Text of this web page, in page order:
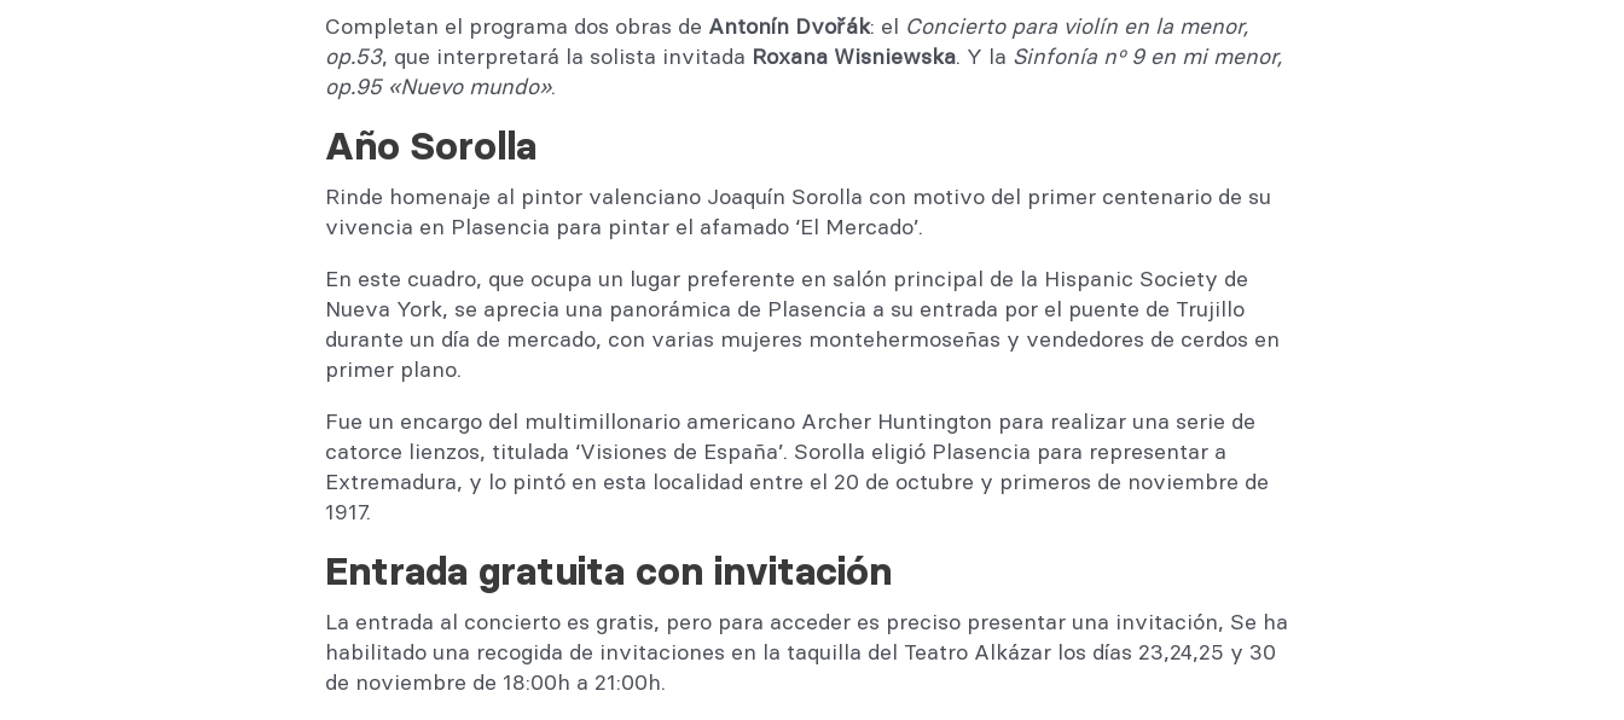
Completan el programa dos obras de Antonín Dvořák: el Concierto para violín en la menor,
op.53, que interpretará la solista invitada Roxana Wisniewska. Y la Sinfonía nº 9 en mi menor,
op.95 «Nuevo mundo».
Año Sorolla
Rinde homenaje al pintor valenciano Joaquín Sorolla con motivo del primer centenario de su
vivencia en Plasencia para pintar el afamado ‘El Mercado’.
En este cuadro, que ocupa un lugar preferente en salón principal de la Hispanic Society de
Nueva York, se aprecia una panorámica de Plasencia a su entrada por el puente de Trujillo
durante un día de mercado, con varias mujeres montehermoseñas y vendedores de cerdos en
primer plano.
Fue un encargo del multimillonario americano Archer Huntington para realizar una serie de
catorce lienzos, titulada ‘Visiones de España’. Sorolla eligió Plasencia para representar a
Extremadura, y lo pintó en esta localidad entre el 20 de octubre y primeros de noviembre de
1917.
Entrada gratuita con invitación
La entrada al concierto es gratis, pero para acceder es preciso presentar una invitación, Se ha
habilitado una recogida de invitaciones en la taquilla del Teatro Alkázar los días 23,24,25 y 30
de noviembre de 18:00h a 21:00h.